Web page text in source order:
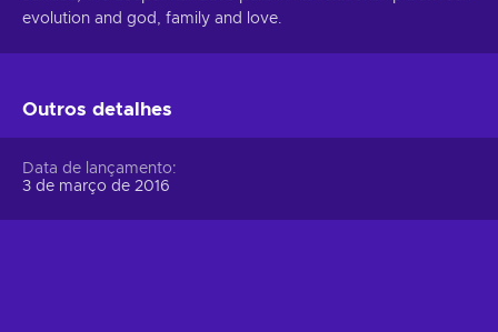
evolution and god, family and love.
Outros detalhes
Data de lançamento
3 de março de 2016